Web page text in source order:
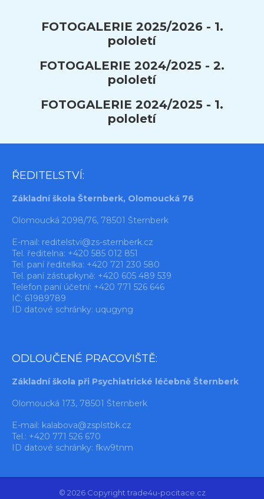
FOTOGALERIE 2025/2026 - 1.
pololetí
FOTOGALERIE 2024/2025 - 2.
pololetí
FOTOGALERIE 2024/2025 - 1.
pololetí
ŘEDITELSTVÍ:
Základní škola Šternberk, Olomoucká 76
Olomoucká 2098/76, 78501 Šternberk
E-mail: reditelstvi@zs-sternberk.cz
Tel. ředitelna: +420 585 012 851
Tel. paní ředitelka: +420 721 230 580
Tel. paní zástupkyně: +420 605 489 539
Telefon paní účetní: +420 771 526 646
IČ: 61989789
ID datové schránky: uqugyng
ODLOUČENÉ PRACOVIŠTĚ:
Základní škola při Psychiatrické léčebně Šternberk
Olomoucká 173, 78501 Šternberk
E-mail: kalabova@zsplstbk.cz
Tel.: +420 771 526 670
ID datové schránky: fkw9tnm
© 2026 Copyright trade4u-pocitace.cz